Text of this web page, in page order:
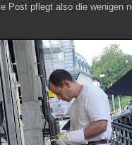
Post pflegt also die wenigen